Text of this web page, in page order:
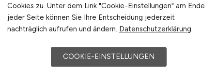
Fundamentbauer(m/w/d)
Egly Klima- & Wärmetechnik GmbH
vor 2 Tagen
Rüsselsheim am Main
Cookies zu. Unter dem Link "Cookie-Einstellungen" am Ende
jeder Seite können Sie Ihre Entscheidung jederzeit
nachträglich aufrufen und ändern. Datenschutzerklärung
COOKIE-EINSTELLUNGEN